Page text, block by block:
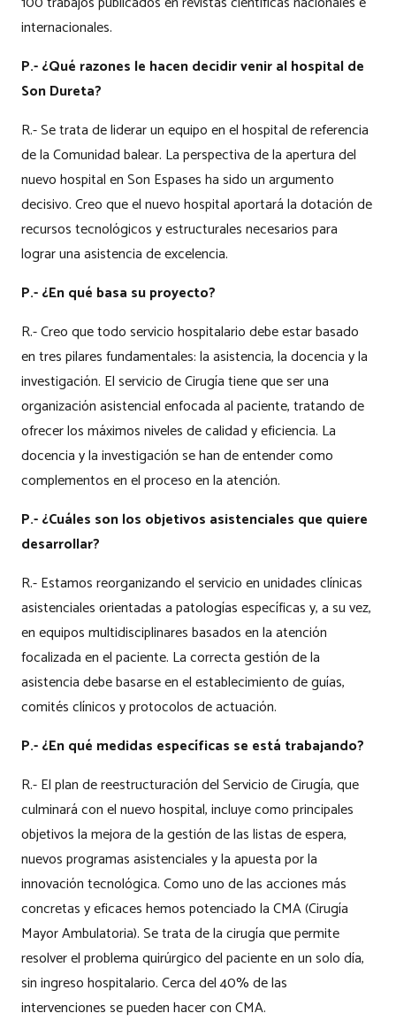
internacionales.
P.- ¿Qué razones le hacen decidir venir al hospital de
Son Dureta?
R.- Se trata de liderar un equipo en el hospital de referencia
de la Comunidad balear. La perspectiva de la apertura del
nuevo hospital en Son Espases ha sido un argumento
decisivo. Creo que el nuevo hospital aportará la dotación de
recursos tecnológicos y estructurales necesarios para
lograr una asistencia de excelencia.
P.- ¿En qué basa su proyecto?
R.- Creo que todo servicio hospitalario debe estar basado
en tres pilares fundamentales: la asistencia, la docencia y la
investigación. El servicio de Cirugía tiene que ser una
organización asistencial enfocada al paciente, tratando de
ofrecer los máximos niveles de calidad y eficiencia. La
docencia y la investigación se han de entender como
complementos en el proceso en la atención.
P.- ¿Cuáles son los objetivos asistenciales que quiere
desarrollar?
R.- Estamos reorganizando el servicio en unidades clínicas
asistenciales orientadas a patologías específicas y, a su vez,
en equipos multidisciplinares basados en la atención
focalizada en el paciente. La correcta gestión de la
asistencia debe basarse en el establecimiento de guías,
comités clínicos y protocolos de actuación.
P.- ¿En qué medidas específicas se está trabajando?
R.- El plan de reestructuración del Servicio de Cirugía, que
culminará con el nuevo hospital, incluye como principales
objetivos la mejora de la gestión de las listas de espera,
nuevos programas asistenciales y la apuesta por la
innovación tecnológica. Como uno de las acciones más
concretas y eficaces hemos potenciado la CMA (Cirugía
Mayor Ambulatoria). Se trata de la cirugía que permite
resolver el problema quirúrgico del paciente en un solo día,
sin ingreso hospitalario. Cerca del 40% de las
intervenciones se pueden hacer con CMA.